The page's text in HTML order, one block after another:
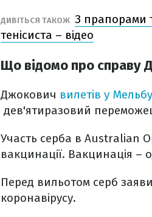
ДИВІТЬСЯ ТАКОЖ З прапорами
тенісиста – відео
Що відомо про справу
Джокович вилетів у
дев'ятиразовий
Участь серба в Australian
вакцинації. Вакцинація –
Перед вильотом серб
коронавірусу.